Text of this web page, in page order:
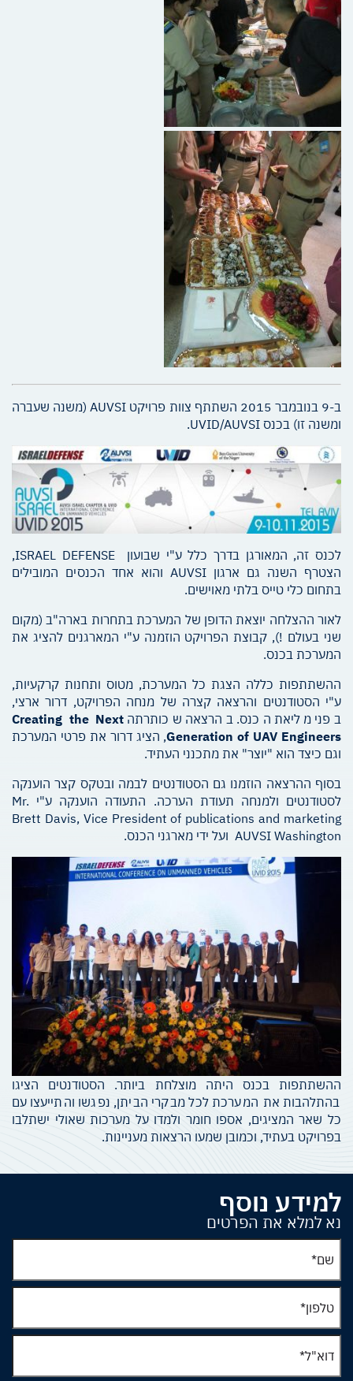
ב-9 בנובמבר 2015 השתתף צוות פרויקט AUVSI (משנה שעברה
ומשנה זו) בכנס UVID/AUVSI.
לכנס זה, המאורגן בדרך כלל ע"י שבועון ISRAEL DEFENSE,
הצטרף השנה גם ארגון AUVSI והוא אחד הכנסים המובילים
בתחום כלי טייס בלתי מאוישים.
לאור ההצלחה יוצאת הדופן של המערכת בתחרות בארה"ב (מקום
שני בעולם !), קבוצת הפרויקט הוזמנה ע"י המארגנים להציג את
המערכת בכנס.
ההשתתפות כללה הצגת כל המערכת, מטוס ותחנות קרקעיות,
ע"י הסטודנטים והרצאה קצרה של מנחה הפרויקט, דרור ארצי,
בפני מליאת הכנס. בהרצאה שכותרתה Creating the Next
Generation of UAV Engineers, הציג דרור את פרטי המערכת
וגם כיצד הוא "יוצר" את מתכנני העתיד.
בסוף ההרצאה הוזמנו גם הסטודנטים לבמה ובטקס קצר הוענקה
לסטודנטים ולמנחה תעודת הערכה. התעודה הוענקה ע"י Mr.
Brett Davis, Vice President of publications and marketing
AUVSI Washington ועל ידי מארגני הכנס.
ההשתתפות בכנס היתה מוצלחת ביותר. הסטודנטים הציגו
בהתלהבות את המערכת לכל מבקרי הביתן, נפגשו והתייעצו עם
כל שאר המציגים, אספו חומר ולמדו על מערכות שאולי ישתלבו
בפרויקט בעתיד, וכמובן שמעו הרצאות מעניינות.
למידע נוסף
נא למלא את הפרטים